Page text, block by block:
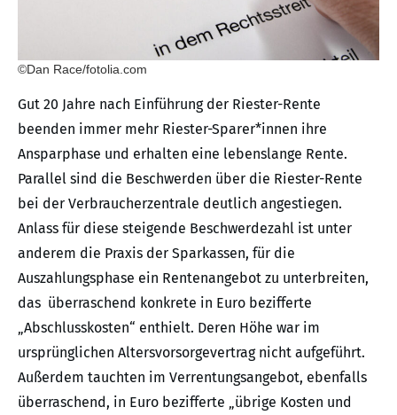
©Dan Race/fotolia.com
Gut 20 Jahre nach Einführung der Riester-Rente
beenden immer mehr Riester-Sparer*innen ihre
Ansparphase und erhalten eine lebenslange Rente.
Parallel sind die Beschwerden über die Riester-Rente
bei der Verbraucherzentrale deutlich angestiegen.
Anlass für diese steigende Beschwerdezahl ist unter
anderem die Praxis der Sparkassen, für die
Auszahlungsphase ein Rentenangebot zu unterbreiten,
das überraschend konkrete in Euro bezifferte
„Abschlusskosten“ enthielt. Deren Höhe war im
ursprünglichen Altersvorsorgevertrag nicht aufgeführt.
Außerdem tauchten im Verrentungsangebot, ebenfalls
überraschend, in Euro bezifferte „übrige Kosten und